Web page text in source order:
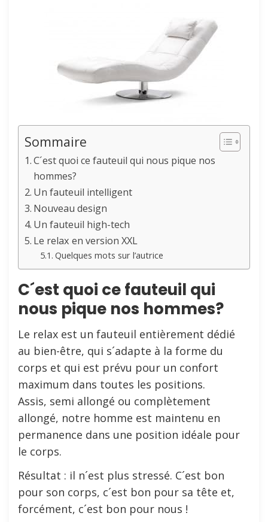
Sommaire
C´est quoi ce fauteuil qui nous pique nos
hommes?
Un fauteuil intelligent
Nouveau design
Un fauteuil high-tech
Le relax en version XXL
Quelques mots sur l’autrice
C´est quoi ce fauteuil qui
nous pique nos hommes?
Le relax est un fauteuil entièrement dédié
au bien-être, qui s´adapte à la forme du
corps et qui est prévu pour un confort
maximum dans toutes les positions.
Assis, semi allongé ou complètement
allongé, notre homme est maintenu en
permanence dans une position idéale pour
le corps.
Résultat : il n´est plus stressé. C´est bon
pour son corps, c´est bon pour sa tête et,
forcément, c´est bon pour nous !